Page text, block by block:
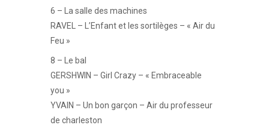
6 – La salle des machines
RAVEL – L’Enfant et les sortilèges – « Air du
Feu »
8 – Le bal
GERSHWIN – Girl Crazy – « Embraceable
you »
YVAIN – Un bon garçon – Air du professeur
de charleston